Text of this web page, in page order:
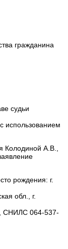
гражданина
судьи
использованием
Колодиной А.В.,
рождения: г.
обл., г.
СНИЛС 064-537-